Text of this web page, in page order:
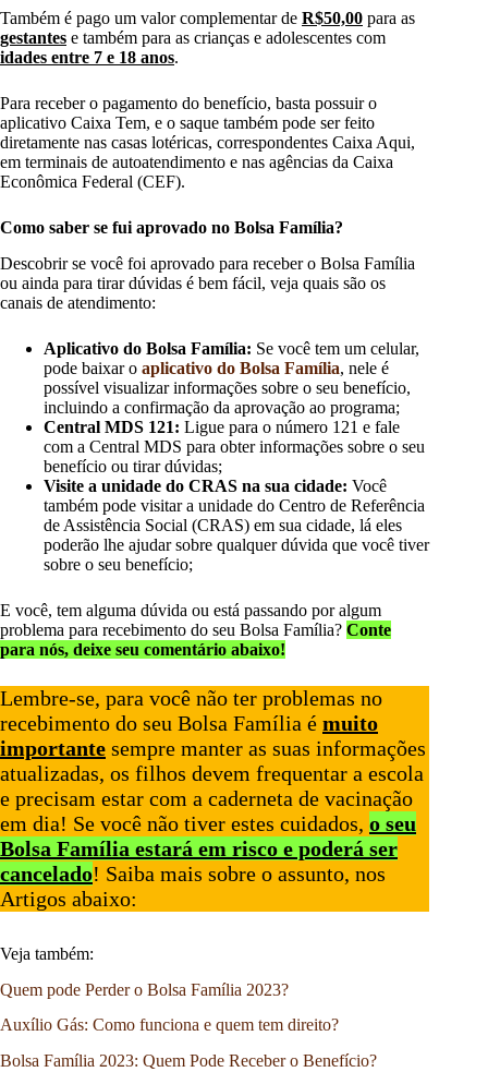
Também é pago um valor complementar de R$50,00 para as
gestantes e também para as crianças e adolescentes com
idades entre 7 e 18 anos.
Para receber o pagamento do benefício, basta possuir o
aplicativo Caixa Tem, e o saque também pode ser feito
diretamente nas casas lotéricas, correspondentes Caixa Aqui,
em terminais de autoatendimento e nas agências da Caixa
Econômica Federal (CEF).
Como saber se fui aprovado no Bolsa Família?
Descobrir se você foi aprovado para receber o Bolsa Família
ou ainda para tirar dúvidas é bem fácil, veja quais são os
canais de atendimento:
Aplicativo do Bolsa Família: Se você tem um celular,
pode baixar o aplicativo do Bolsa Família, nele é
possível visualizar informações sobre o seu benefício,
incluindo a confirmação da aprovação ao programa;
Central MDS 121: Ligue para o número 121 e fale
com a Central MDS para obter informações sobre o seu
benefício ou tirar dúvidas;
Visite a unidade do CRAS na sua cidade: Você
também pode visitar a unidade do Centro de Referência
de Assistência Social (CRAS) em sua cidade, lá eles
poderão lhe ajudar sobre qualquer dúvida que você tiver
sobre o seu benefício;
E você, tem alguma dúvida ou está passando por algum
problema para recebimento do seu Bolsa Família? Conte
para nós, deixe seu comentário abaixo!
Lembre-se, para você não ter problemas no
recebimento do seu Bolsa Família é muito
importante sempre manter as suas informações
atualizadas, os filhos devem frequentar a escola
e precisam estar com a caderneta de vacinação
em dia! Se você não tiver estes cuidados, o seu
Bolsa Família estará em risco e poderá ser
cancelado! Saiba mais sobre o assunto, nos
Artigos abaixo:
Veja também:
Quem pode Perder o Bolsa Família 2023?
Auxílio Gás: Como funciona e quem tem direito?
Bolsa Família 2023: Quem Pode Receber o Benefício?